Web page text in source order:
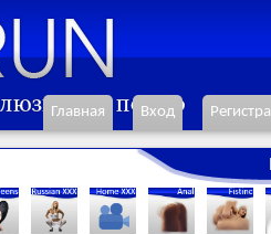
Главная Вход